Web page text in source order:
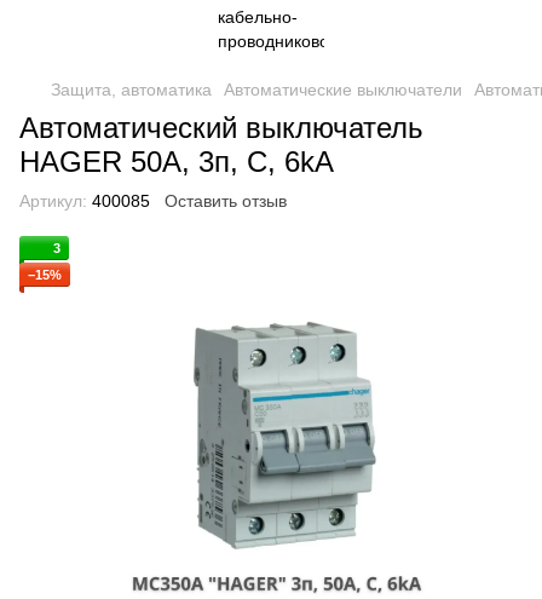
Защита, автоматика Автоматические выключатели
Автоматический выключатель
HAGER 50A, 3п, C, 6kA
Артикул: 400085 Оставить отзыв
3
−15%